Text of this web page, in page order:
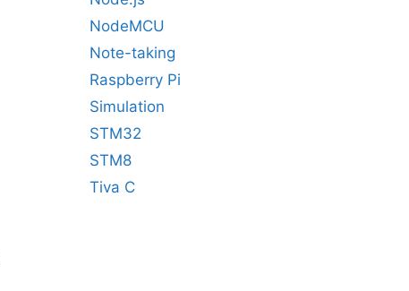
NodeMCU
Note-taking
Raspberry Pi
Simulation
STM32
STM8
Tiva C